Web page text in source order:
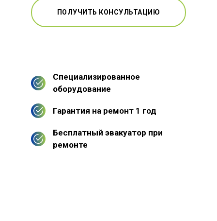
ПОЛУЧИТЬ КОНСУЛЬТАЦИЮ
Специализированное
оборудование
Гарантия на ремонт 1 год
Бесплатный эвакуатор при
ремонте